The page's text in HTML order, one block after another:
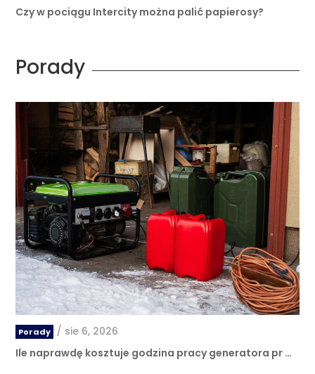
Czy w pociągu Intercity można palić papierosy?
Porady
Porady / sie 6, 2026
Ile naprawdę kosztuje godzina pracy generatora pr …